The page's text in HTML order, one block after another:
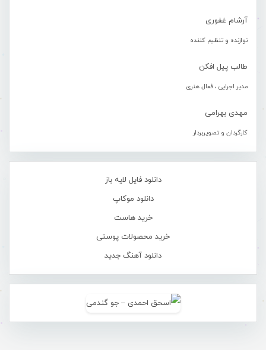
آرشام غفوری
نوازنده و تنظیم کننده
طالب پیل افکن
مدیر اجرایی ، فعال هنری
مهدی بهرامی
کارگردان و تصویربردار
دانلود فایل لایه باز
دانلود موکاپ
خرید هاست
خرید محصولات پوستی
دانلود آهنگ جدید